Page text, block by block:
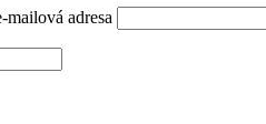
mailová adresa